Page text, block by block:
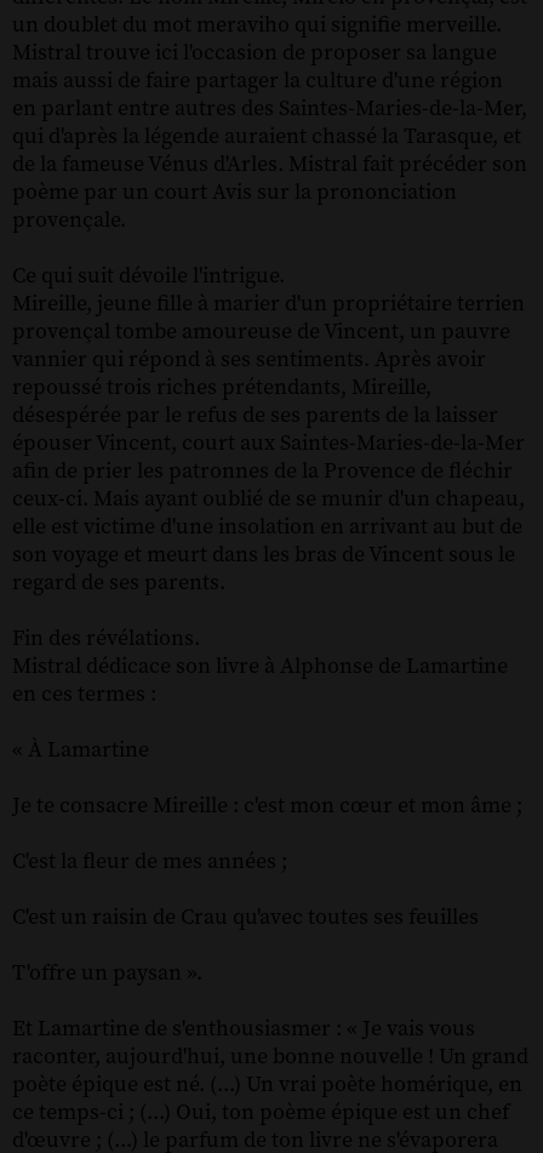
un doublet du mot meraviho qui signifie merveille.
Mistral trouve ici l'occasion de proposer sa langue
mais aussi de faire partager la culture d'une région
en parlant entre autres des Saintes-Maries-de-la-Mer,
qui d'après la légende auraient chassé la Tarasque, et
de la fameuse Vénus d'Arles. Mistral fait précéder son
poème par un court Avis sur la prononciation
provençale.
Ce qui suit dévoile l'intrigue.
Mireille, jeune fille à marier d'un propriétaire terrien
provençal tombe amoureuse de Vincent, un pauvre
vannier qui répond à ses sentiments. Après avoir
repoussé trois riches prétendants, Mireille,
désespérée par le refus de ses parents de la laisser
épouser Vincent, court aux Saintes-Maries-de-la-Mer
afin de prier les patronnes de la Provence de fléchir
ceux-ci. Mais ayant oublié de se munir d'un chapeau,
elle est victime d'une insolation en arrivant au but de
son voyage et meurt dans les bras de Vincent sous le
regard de ses parents.
Fin des révélations.
Mistral dédicace son livre à Alphonse de Lamartine
en ces termes :
« À Lamartine
Je te consacre Mireille : c'est mon cœur et mon âme ;
C'est la fleur de mes années ;
C'est un raisin de Crau qu'avec toutes ses feuilles
T'offre un paysan ».
Et Lamartine de s'enthousiasmer : « Je vais vous
raconter, aujourd'hui, une bonne nouvelle ! Un grand
poète épique est né. (...) Un vrai poète homérique, en
ce temps-ci ; (...) Oui, ton poème épique est un chef
d'œuvre ; (...) le parfum de ton livre ne s'évaporera